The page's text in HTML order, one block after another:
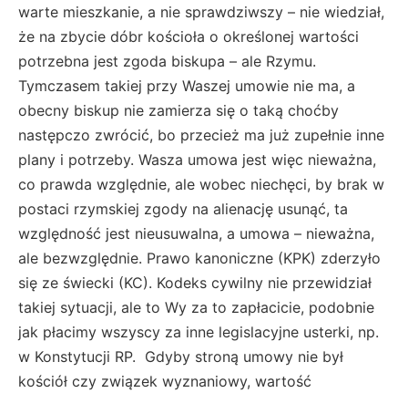
warte mieszkanie, a nie sprawdziwszy – nie wiedział,
że na zbycie dóbr kościoła o określonej wartości
potrzebna jest zgoda biskupa – ale Rzymu.
Tymczasem takiej przy Waszej umowie nie ma, a
obecny biskup nie zamierza się o taką choćby
następczo zwrócić, bo przecież ma już zupełnie inne
plany i potrzeby. Wasza umowa jest więc nieważna,
co prawda względnie, ale wobec niechęci, by brak w
postaci rzymskiej zgody na alienację usunąć, ta
względność jest nieusuwalna, a umowa – nieważna,
ale bezwzględnie. Prawo kanoniczne (KPK) zderzyło
się ze świecki (KC). Kodeks cywilny nie przewidział
takiej sytuacji, ale to Wy za to zapłacicie, podobnie
jak płacimy wszyscy za inne legislacyjne usterki, np.
w Konstytucji RP. Gdyby stroną umowy nie był
kościół czy związek wyznaniowy, wartość